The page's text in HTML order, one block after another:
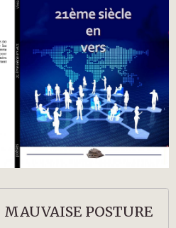
MAUVAISE POSTURE